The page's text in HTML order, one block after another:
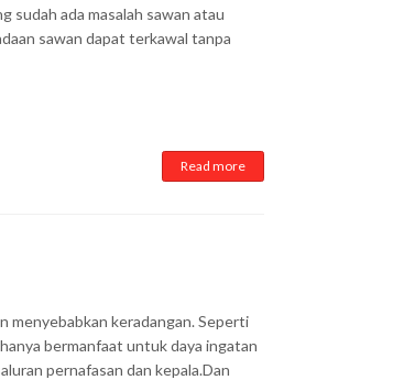
sudah ada masalah sawan atau
sawan dapat terkawal tanpa
Read more
menyebabkan keradangan. Seperti
bermanfaat untuk daya ingatan
pernafasan dan kepala.Dan